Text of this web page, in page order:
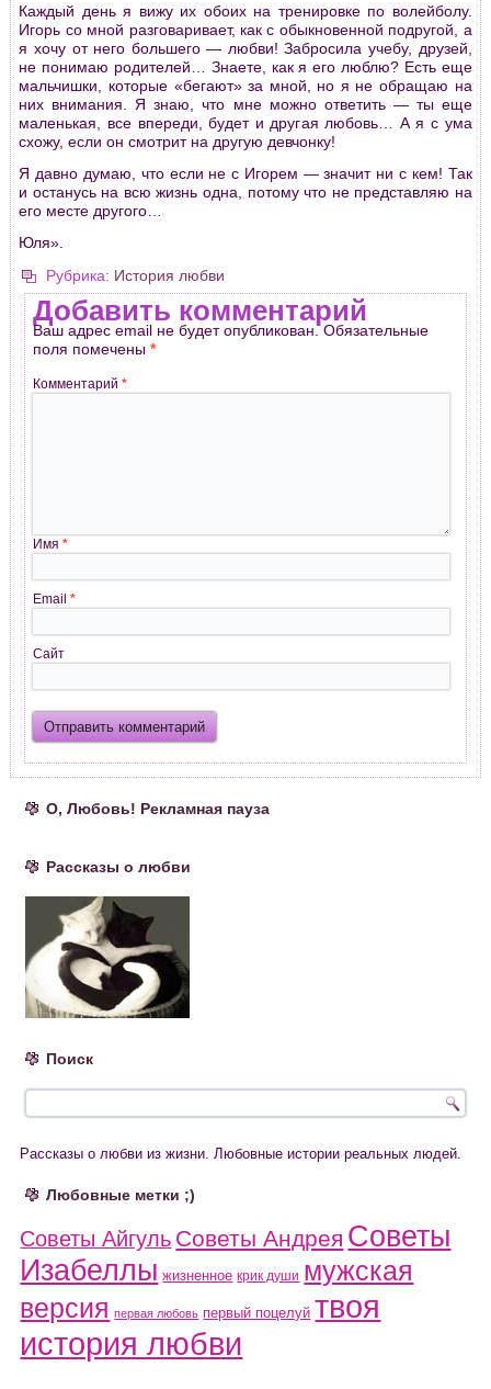
Каждый день я вижу их обоих на тренировке по волейболу.
Игорь со мной разговаривает, как с обыкновенной подругой, а
я хочу от него большего — любви! Забросила учебу, друзей,
не понимаю родителей… Знаете, как я его люблю? Есть еще
мальчишки, которые «бегают» за мной, но я не обращаю на
них внимания. Я знаю, что мне можно ответить — ты еще
маленькая, все впереди, будет и другая любовь… А я с ума
схожу, если он смотрит на другую девчонку!
Я давно думаю, что если не с Игорем — значит ни с кем! Так
и останусь на всю жизнь одна, потому что не представляю на
его месте другого…
Юля».
Рубрика: История любви
Добавить комментарий
Ваш адрес email не будет опубликован. Обязательные
поля помечены*
Комментарий*
Имя*
Email*
Сайт
О, Любовь! Рекламная пауза
Рассказы о любви
Поиск
Рассказы о любви из жизни. Любовные истории реальных людей.
Любовные метки ;)
Советы Айгуль Советы Андрея Советы
Изабеллы жизненное крик души мужская
версия первая любовь первый поцелуй твоя
история любви